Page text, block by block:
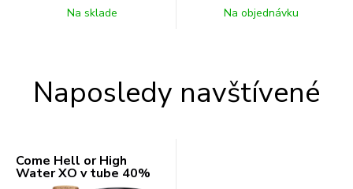
Na sklade Na objednávku
Naposledy navštívené
Come Hell or High
Water XO v tube 40%